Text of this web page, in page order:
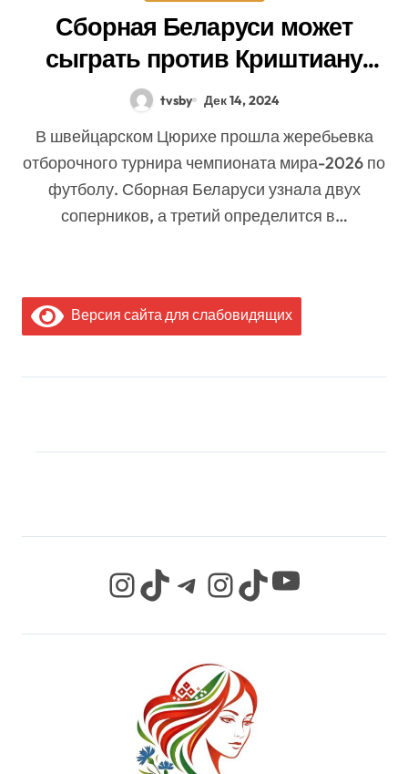
Сборная Беларуси может
сыграть против Криштиану
Роналду. Задача — прорваться
tvsby Дек 14, 2024
В швейцарском Цюрихе прошла жеребьевка
отборочного турнира чемпионата мира-2026 по
футболу. Сборная Беларуси узнала двух
соперников, а третий определится в…
Версия сайта для слабовидящих
InstagramTikTok Telegram InstagramTikTok YouTube